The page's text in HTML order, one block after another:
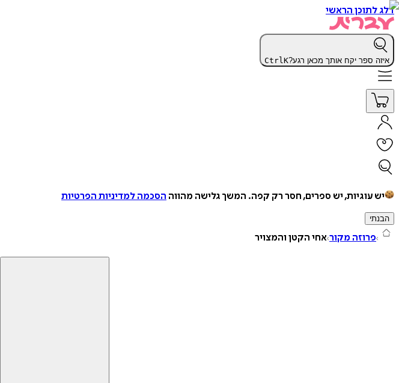
דלג לתוכן הראשי
איזה ספר יקח אותך מכאן רגע? CtrlK
יש עוגיות, יש ספרים, חסר רק קפה. המשך גלישה מהווה הסכמה למדיניות הפרטיות
הבנתי
פרוזה מקור אחי הקטן והמצויר